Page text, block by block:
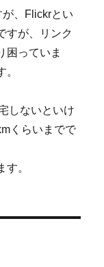
、Flickrとい
すが、リンク
困っていま
しないといけ
くらいまでで
。